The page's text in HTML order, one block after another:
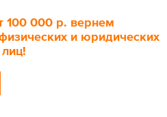
100 000 р. вернем
и юридических
лиц!